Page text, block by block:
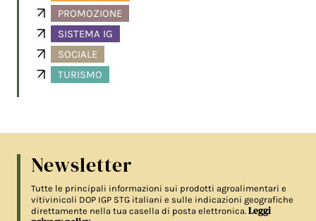
PROMOZIONE
SISTEMA IG
SOCIALE
TURISMO
Newsletter
Tutte le principali informazioni sui prodotti agroalimentari e
vitivinicoli DOP IGP STG italiani e sulle indicazioni geografiche
direttamente nella tua casella di posta elettronica.Leggi